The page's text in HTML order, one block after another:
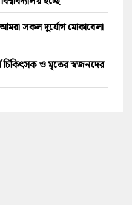
সকল দুর্যোগ মোকাবেলা
চিকিৎসক ও মৃতের স্বজনদের